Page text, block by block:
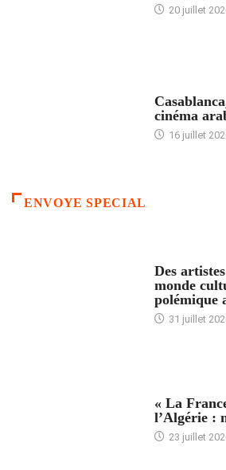
20 juillet
cinéma
16 juillet
ENVOYE SPECIAL
Des
monde
polémique
31 juillet
« La
l’Algérie :
23 juillet